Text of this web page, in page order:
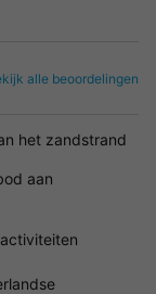
alle beoordelingen
het zandstrand
aan